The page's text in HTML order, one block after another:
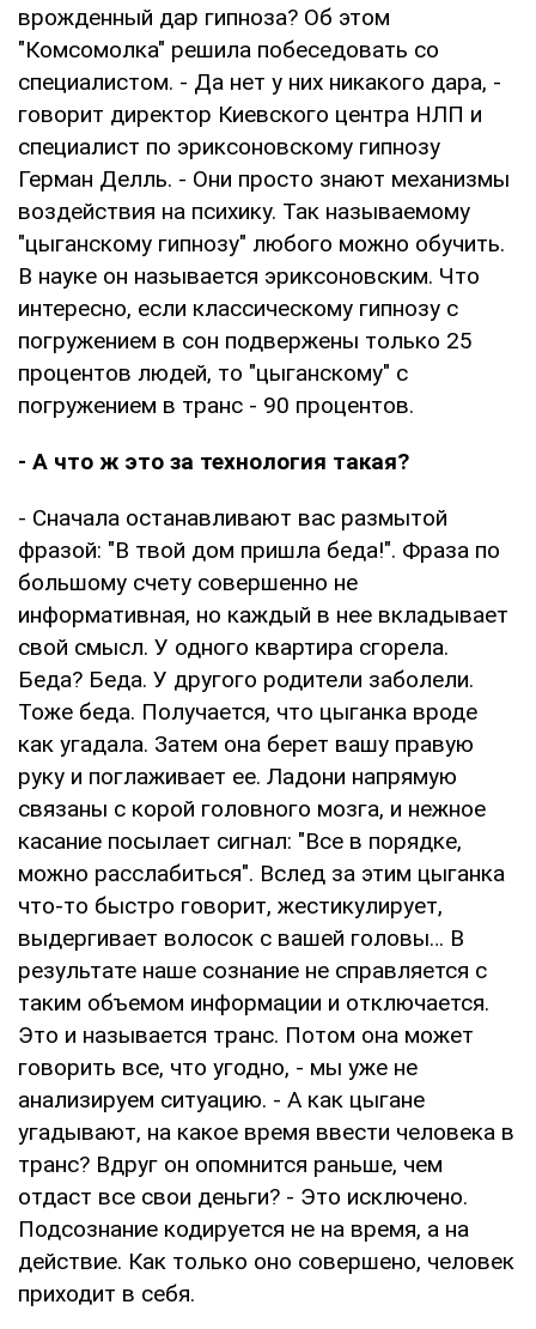
врожденный дар гипноза? Об этом
"Комсомолка" решила побеседовать со
специалистом. - Да нет у них никакого дара, -
говорит директор Киевского центра НЛП и
специалист по эриксоновскому гипнозу
Герман Делль. - Они просто знают механизмы
воздействия на психику. Так называемому
"цыганскому гипнозу" любого можно обучить.
В науке он называется эриксоновским. Что
интересно, если классическому гипнозу с
погружением в сон подвержены только 25
процентов людей, то "цыганскому" с
погружением в транс - 90 процентов.
- А что ж это за технология такая?
- Сначала останавливают вас размытой
фразой: "В твой дом пришла беда!". Фраза по
большому счету совершенно не
информативная, но каждый в нее вкладывает
свой смысл. У одного квартира сгорела.
Беда? Беда. У другого родители заболели.
Тоже беда. Получается, что цыганка вроде
как угадала. Затем она берет вашу правую
руку и поглаживает ее. Ладони напрямую
связаны с корой головного мозга, и нежное
касание посылает сигнал: "Все в порядке,
можно расслабиться". Вслед за этим цыганка
что-то быстро говорит, жестикулирует,
выдергивает волосок с вашей головы… В
результате наше сознание не справляется с
таким объемом информации и отключается.
Это и называется транс. Потом она может
говорить все, что угодно, - мы уже не
анализируем ситуацию. - А как цыгане
угадывают, на какое время ввести человека в
транс? Вдруг он опомнится раньше, чем
отдаст все свои деньги? - Это исключено.
Подсознание кодируется не на время, а на
действие. Как только оно совершено, человек
приходит в себя.